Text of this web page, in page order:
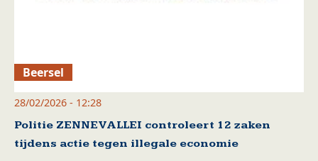
Beersel
28/02/2026 - 12:28
Politie ZENNEVALLEI controleert 12 zaken
tijdens actie tegen illegale economie